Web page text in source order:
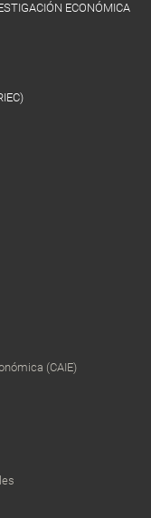
ECONÓMICA
(CAIE)